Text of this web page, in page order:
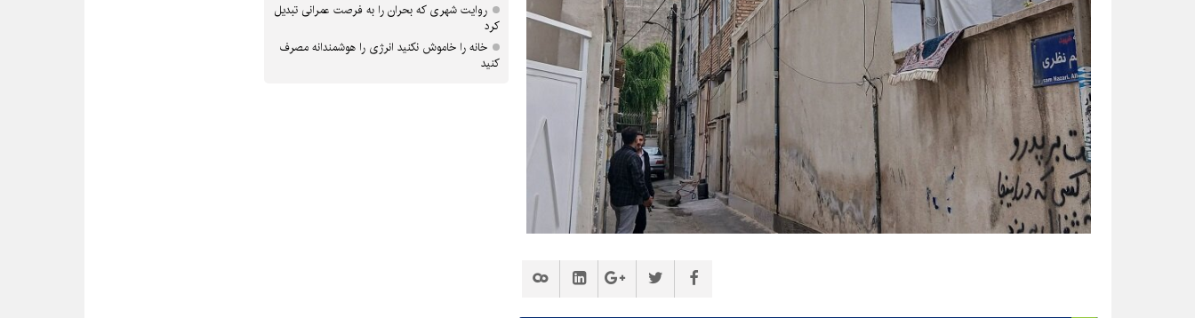
روایت شهری که بحران را به فرصت عمرانی تبدیل
کرد
خانه را خاموش نکنید انرژی را هوشمندانه مصرف
کنید